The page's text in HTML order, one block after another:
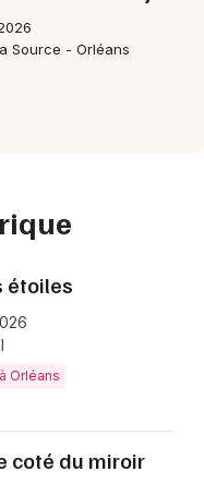
Source - Orléans
étoiles
Orléans
coté du miroir